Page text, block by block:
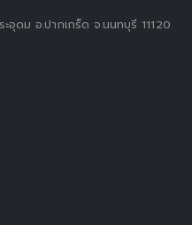
ดม อ.ปากเกร็ด จ.นนทบุรี 11120